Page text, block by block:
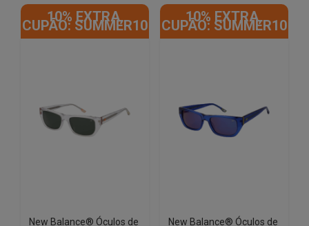
latest
10% EXTRA,
CUPÃO: SUMMER10
New Balance® Óculos de
10% EXTRA,
CUPÃO: SUMMER10
New Balance® Óculos de